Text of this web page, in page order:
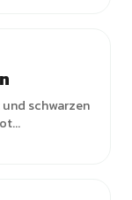
schwarzen